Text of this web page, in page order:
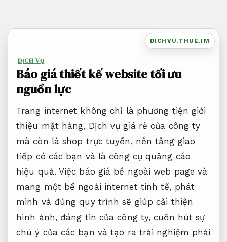
DICHVU.THUE.IM
DỊCH VỤ
Báo giá thiết kế website tối ưu
nguồn lực
Trang internet không chỉ là phương tiện giới
thiệu mặt hàng, Dịch vụ giá rẻ của công ty
mà còn là shop trực tuyến, nền tảng giao
tiếp có các bạn và là công cụ quảng cáo
hiệu quả. Việc báo giá bề ngoài web page và
mang một bề ngoài internet tinh tế, phát
minh và đúng quy trình sẽ giúp cải thiện
hình ảnh, đáng tin của công ty, cuốn hút sự
chú ý của các bạn và tạo ra trải nghiệm phải